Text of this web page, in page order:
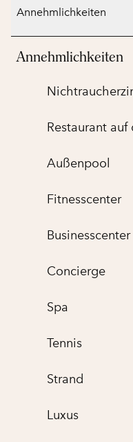
Annehmlichkeiten
Annehmlichkeiten
Restaurant
Außenpool
Fitnesscenter
Business­center
Concierge
Spa
Tennis
Strand
Luxus